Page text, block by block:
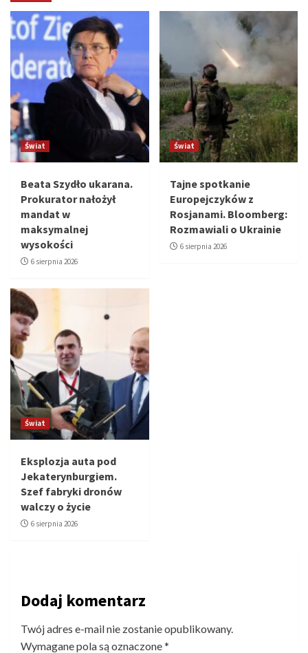
Świat
Beata Szydło ukarana.
Prokurator nałożył
mandat w
maksymalnej
wysokości
6 sierpnia 2026
Świat
Tajne spotkanie
Europejczyków z
Rosjanami. Bloomberg:
Rozmawiali o Ukrainie
6 sierpnia 2026
Świat
Eksplozja auta pod
Jekaterynburgiem.
Szef fabryki dronów
walczy o życie
6 sierpnia 2026
Dodaj komentarz
Twój adres e-mail nie zostanie opublikowany.
Wymagane pola są oznaczone*